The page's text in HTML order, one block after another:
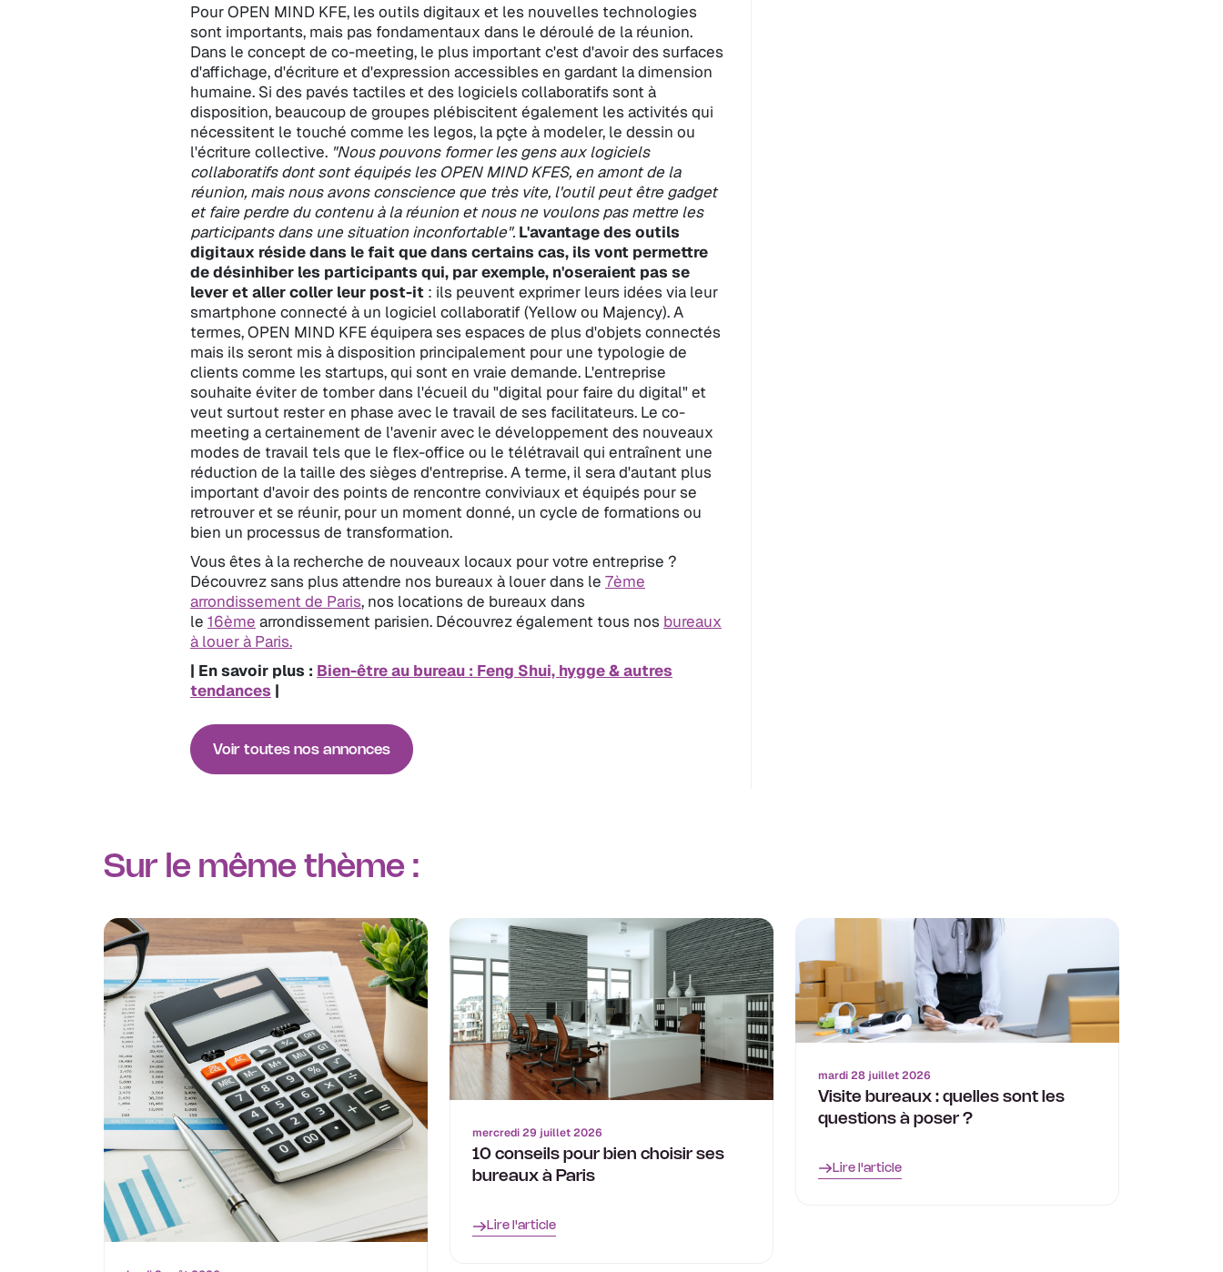
Pour OPEN MIND KFE, les outils digitaux et les nouvelles technologies
sont importants, mais pas fondamentaux dans le déroulé de la réunion.
Dans le concept de co-meeting, le plus important c'est d'avoir des surfaces
d'affichage, d'écriture et d'expression accessibles en gardant la dimension
humaine. Si des pavés tactiles et des logiciels collaboratifs sont à
disposition, beaucoup de groupes plébiscitent également les activités qui
nécessitent le touché comme les legos, la pçte à modeler, le dessin ou
l'écriture collective. "Nous pouvons former les gens aux logiciels
collaboratifs dont sont équipés les OPEN MIND KFES, en amont de la
réunion, mais nous avons conscience que très vite, l'outil peut être gadget
et faire perdre du contenu à la réunion et nous ne voulons pas mettre les
participants dans une situation inconfortable". L'avantage des outils
digitaux réside dans le fait que dans certains cas, ils vont permettre
de désinhiber les participants qui, par exemple, n'oseraient pas se
lever et aller coller leur post-it : ils peuvent exprimer leurs idées via leur
smartphone connecté à un logiciel collaboratif (Yellow ou Majency). A
termes, OPEN MIND KFE équipera ses espaces de plus d'objets connectés
mais ils seront mis à disposition principalement pour une typologie de
clients comme les startups, qui sont en vraie demande. L'entreprise
souhaite éviter de tomber dans l'écueil du "digital pour faire du digital" et
veut surtout rester en phase avec le travail de ses facilitateurs. Le co-
meeting a certainement de l'avenir avec le développement des nouveaux
modes de travail tels que le flex-office ou le télétravail qui entraînent une
réduction de la taille des sièges d'entreprise. A terme, il sera d'autant plus
important d'avoir des points de rencontre conviviaux et équipés pour se
retrouver et se réunir, pour un moment donné, un cycle de formations ou
bien un processus de transformation.
Vous êtes à la recherche de nouveaux locaux pour votre entreprise ?
Découvrez sans plus attendre nos bureaux à louer dans le 7ème
arrondissement de Paris, nos locations de bureaux dans
le 16ème arrondissement parisien. Découvrez également tous nos bureaux
à louer à Paris.
| En savoir plus : Bien-être au bureau : Feng Shui, hygge & autres
tendances |
Voir toutes nos annonces
Sur le même thème :
mercredi 29 juillet 2026
10 conseils pour bien choisir ses
bureaux à Paris
Lire l'article
mardi 28 juillet 2026
Visite bureaux : quelles sont les
questions à poser ?
Lire l'article